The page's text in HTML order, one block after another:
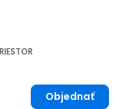
Objednať